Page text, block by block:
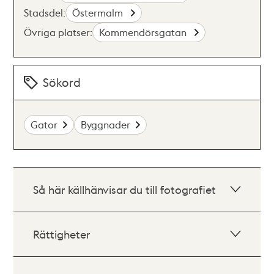
Stadsdel: Östermalm
Övriga platser: Kommendörsgatan
Sökord
Gator Byggnader
Så här källhänvisar du till fotografiet
Rättigheter